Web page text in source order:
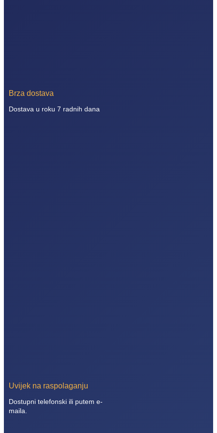
Brza dostava
Dostava u roku 7 radnih dana
Uvijek na raspolaganju
Dostupni telefonski ili putem e-
maila.